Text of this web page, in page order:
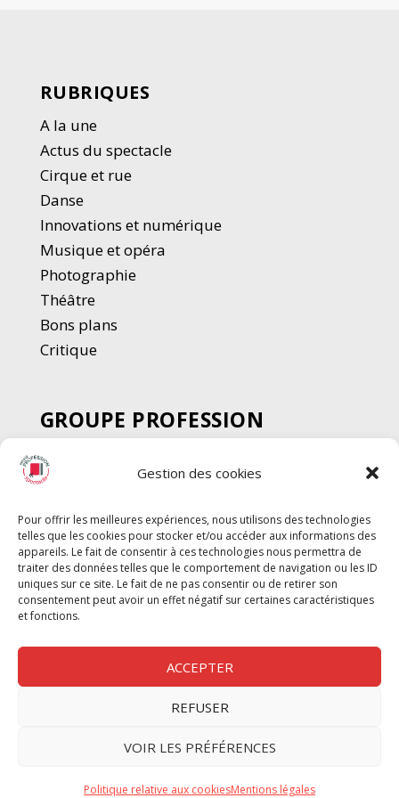
Gestion des cookies
Pour offrir les meilleures expériences, nous utilisons des technologies
telles que les cookies pour stocker et/ou accéder aux informations des
appareils. Le fait de consentir à ces technologies nous permettra de
traiter des données telles que le comportement de navigation ou les ID
uniques sur ce site. Le fait de ne pas consentir ou de retirer son
consentement peut avoir un effet négatif sur certaines caractéristiques
et fonctions.
ACCEPTER
REFUSER
VOIR LES PRÉFÉRENCES
Politique relative aux cookiesMentions légales
RUBRIQUES
A la une
Actus du spectacle
Cirque et rue
Danse
Innovations et numérique
Musique et opéra
Photographie
Théâtre
Bons plans
Critique
GROUPE PROFESSION
SPECTACLE
Chèque Intermittents
Chèque Compta
Chèque Emploi Spectacle
G-Pods
Profession Audio-visuel
Nous contacter